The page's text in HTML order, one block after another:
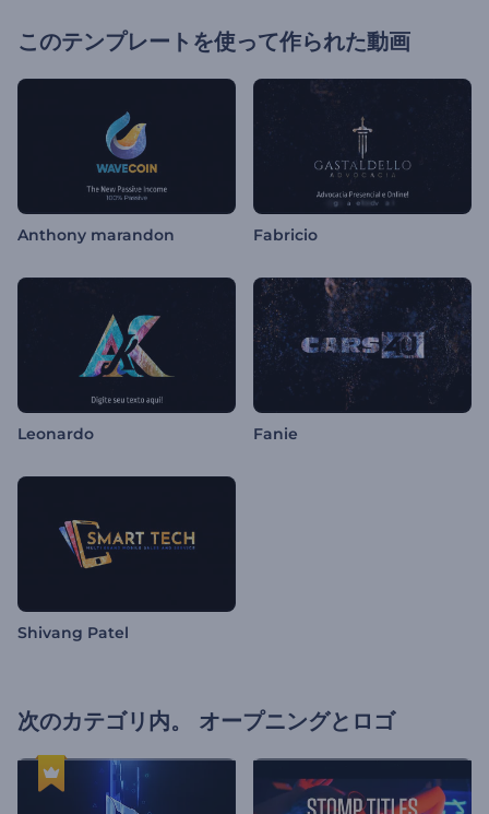
このテンプレートを使って作られた動画
Anthony marandon Fabricio
Leonardo Fanie
Shivang Patel
次のカテゴリ内。 オープニングとロゴ